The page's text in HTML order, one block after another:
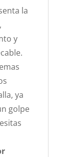
la
y
ya
golpe